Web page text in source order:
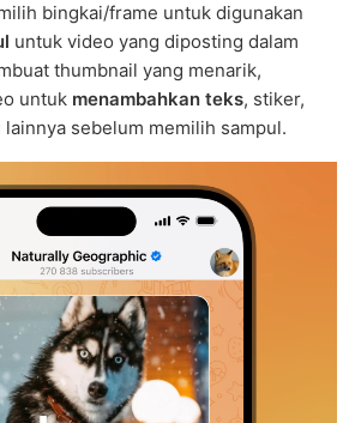
bingkai/frame untuk digunakan
untuk video yang diposting dalam
thumbnail yang menarik,
untuk menambahkan teks, stiker,
sebelum memilih sampul.